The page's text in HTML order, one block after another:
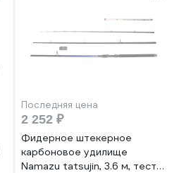
Последняя цена
2 252 ₽
Фидерное штекерное
карбоновое удилище
Namazu tatsujin, 3.6 м, тест